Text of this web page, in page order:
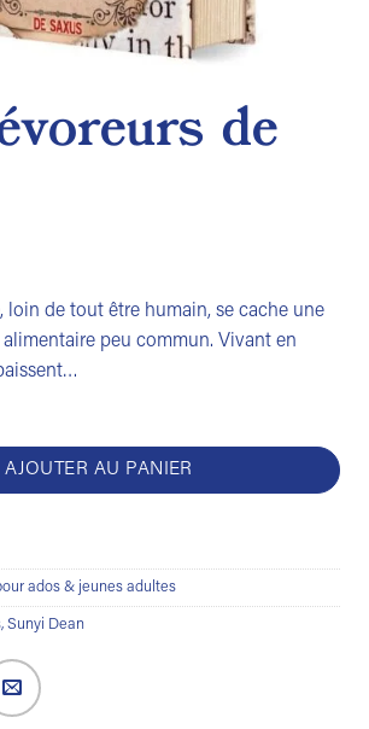
de
loin de tout être humain, se cache une
peu commun. Vivant en
AJOUTER AU PANIER
ados & jeunes adultes
, Sunyi Dean